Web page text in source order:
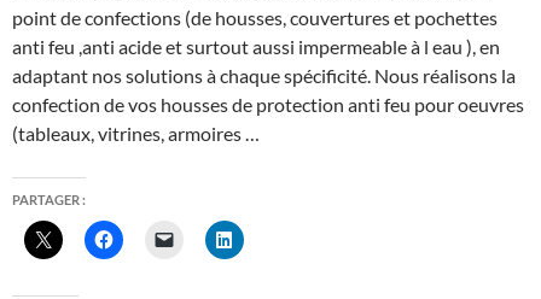
point de confections (de housses, couvertures et pochettes
anti feu ,anti acide et surtout aussi impermeable à l eau ), en
adaptant nos solutions à chaque spécificité. Nous réalisons la
confection de vos housses de protection anti feu pour oeuvres
(tableaux, vitrines, armoires …
PARTAGER :